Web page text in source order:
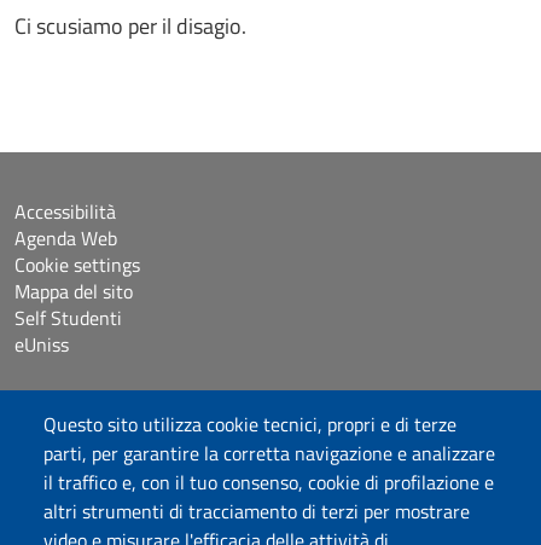
Questo sito utilizza cookie tecnici, propri e di terze
parti, per garantire la corretta navigazione e analizzare
il traffico e, con il tuo consenso, cookie di profilazione e
altri strumenti di tracciamento di terzi per mostrare
Ci scusiamo per il disagio.
Accessibilità
Agenda Web
Cookie settings
Mappa del sito
Self Studenti
eUniss
Dichiarazione di accessibilità
Posta elettronica @uniss.it
Protocollo
Seguici su